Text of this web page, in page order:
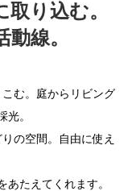
取り込む。
線。
こむ。庭からリビング
光。
の空間。自由に使え
あたえてくれます。